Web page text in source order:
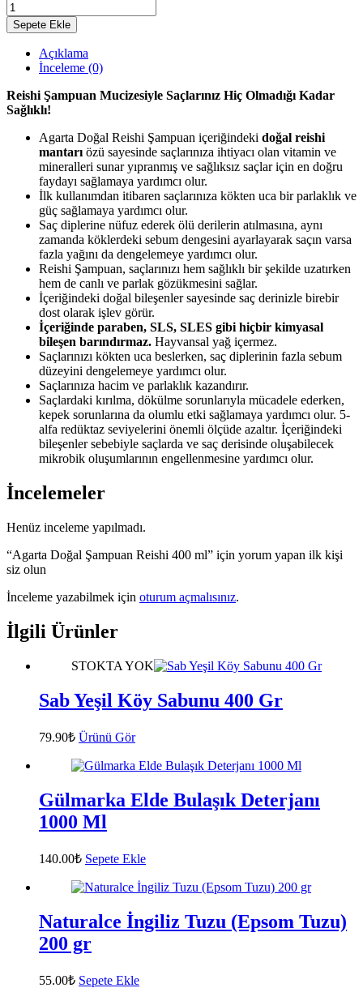
Sepete Ekle
Açıklama
İnceleme (0)
Reishi Şampuan Mucizesiyle Saçlarınız Hiç Olmadığı Kadar
Sağlıklı!
Agarta Doğal Reishi Şampuan içeriğindeki doğal reishi
mantarıözü sayesinde saçlarınıza ihtiyacı olan vitamin ve
mineralleri sunar yıpranmış ve sağlıksız saçlar için en doğru
faydayı sağlamaya yardımcı olur.
İlk kullanımdan itibaren saçlarınıza kökten uca bir parlaklık ve
güç sağlamaya yardımcı olur.
Saç diplerine nüfuz ederek ölü derilerin atılmasına, aynı
zamanda köklerdeki sebum dengesini ayarlayarak saçın varsa
fazla yağını da dengelemeye yardımcı olur.
Reishi Şampuan, saçlarınızı hem sağlıklı bir şekilde uzatırken
hem de canlı ve parlak gözükmesini sağlar.
İçeriğindeki doğal bileşenler sayesinde saç derinizle birebir
dost olarak işlev görür.
İçeriğinde paraben, SLS, SLES gibi hiçbir kimyasal
bileşen barındırmaz. Hayvansal yağ içermez.
Saçlarınızı kökten uca beslerken, saç diplerinin fazla sebum
düzeyini dengelemeye yardımcı olur.
Saçlarınıza hacim ve parlaklık kazandırır.
Saçlardaki kırılma, dökülme sorunlarıyla mücadele ederken,
kepek sorunlarına da olumlu etki sağlamaya yardımcı olur. 5-
alfa redüktaz seviyelerini önemli ölçüde azaltır. İçeriğindeki
bileşenler sebebiyle saçlarda ve saç derisinde oluşabilecek
mikrobik oluşumlarının engellenmesine yardımcı olur.
İncelemeler
Henüz inceleme yapılmadı.
“Agarta Doğal Şampuan Reishi 400 ml” için yorum yapan ilk kişi
siz olun
İnceleme yazabilmek için oturum açmalısınız.
İlgili Ürünler
STOKTA YOK
Sab Yeşil Köy Sabunu 400 Gr
79.90₺ Ürünü Gör
Gülmarka Elde Bulaşık Deterjanı
1000 Ml
140.00₺ Sepete Ekle
Naturalce İngiliz Tuzu (Epsom Tuzu)
200 gr
55.00₺ Sepete Ekle